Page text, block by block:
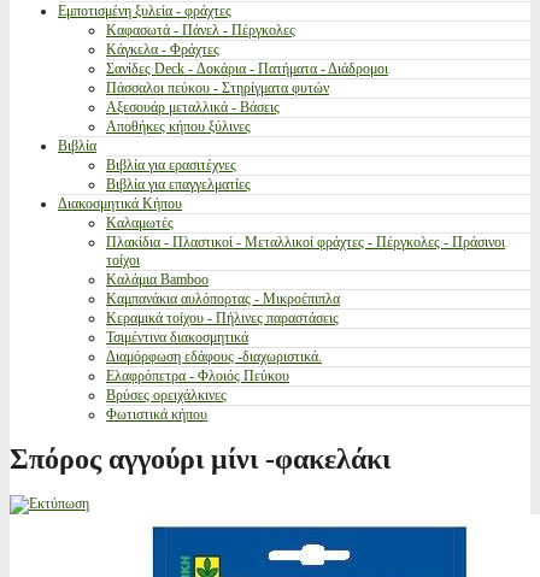
Εμποτισμένη ξυλεία - φράχτες
Καφασωτά - Πάνελ - Πέργκολες
Κάγκελα - Φράχτες
Σανίδες Deck - Δοκάρια - Πατήματα - Διάδρομοι
Πάσσαλοι πεύκου - Στηρίγματα φυτών
Αξεσουάρ μεταλλικά - Βάσεις
Αποθήκες κήπου ξύλινες
Βιβλία
Βιβλία για ερασιτέχνες
Βιβλία για επαγγελματίες
Διακοσμητικά Κήπου
Καλαμωτές
Πλακίδια - Πλαστικοί - Μεταλλικοί φράχτες - Πέργκολες - Πράσινοι
τοίχοι
Καλάμια Bamboo
Καμπανάκια αυλόπορτας - Μικροέπιπλα
Κεραμικά τοίχου - Πήλινες παραστάσεις
Τσιμέντινα διακοσμητικά
Διαμόρφωση εδάφους -διαχωριστικά.
Ελαφρόπετρα - Φλοιός Πεύκου
Βρύσες ορειχάλκινες
Φωτιστικά κήπου
Σπόρος αγγούρι μίνι -φακελάκι